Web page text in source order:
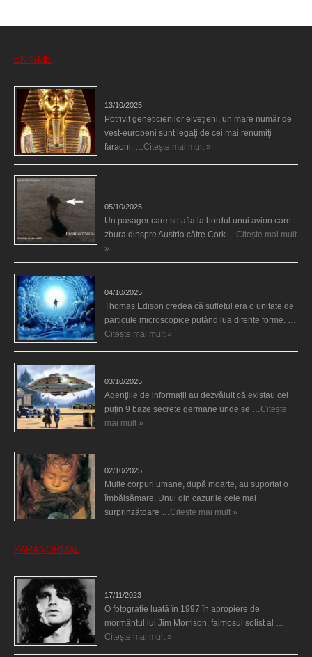
ENIGME
13/10/2025
Potrivit geneticienilor elveţieni, un mare număr de
vest-europeni sunt legaţi de cei mai renumiţi
faraoni. … Citește mai mult »
05/10/2025
Un pasager care se afla la bordul unui avion care
zbura dinspre Austria către Cork … Citește mai mult
»
04/10/2025
Thomas Edison credea că sufletul era o unitate de
particule microscopice putând lua diferite forme. …
Citește mai mult »
03/10/2025
Agenţiile de informaţii au dezvăluit că existau cel
puţin 9 baze secrete germane unde se … Citește
mai mult »
02/10/2025
Multe corpuri umane, după moarte, au suportat o
îmbălsămare. Unul din cazurile cele mai
surprinzătoare … Citește mai mult »
PARANORMAL
17/11/2023
O fotografie luată în 1997 în apropiere de
mormântul lui Jim Morrison, faimosul solist al …
Citește mai mult »